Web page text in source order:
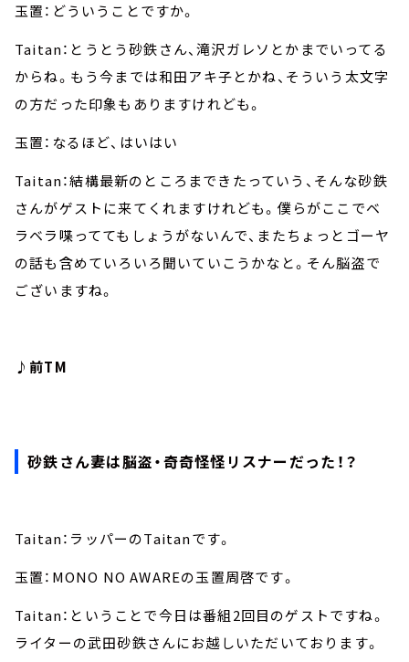
玉置：どういうことですか。
Taitan：とうとう砂鉄さん、滝沢ガレソとかまでいってる
からね。もう今までは和田アキ子とかね、そういう太文字
の方だった印象もありますけれども。
玉置：なるほど、はいはい
Taitan：結構最新のところまできたっていう、そんな砂鉄
さんがゲストに来てくれますけれども。僕らがここでベ
ラベラ喋っててもしょうがないんで、またちょっとゴーヤ
の話も含めていろいろ聞いていこうかなと。そん脳盗で
ございますね。
♪前TM
砂鉄さん妻は脳盗・奇奇怪怪リスナーだった！？
Taitan：ラッパーのTaitanです。
玉置：MONO NO AWAREの玉置周啓です。
Taitan：ということで今日は番組2回目のゲストですね。
ライターの武田砂鉄さんにお越しいただいております。